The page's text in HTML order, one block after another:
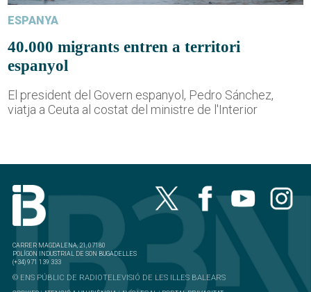
ESPANYA
40.000 migrants entren a territori
espanyol
El president del Govern espanyol, Pedro Sánchez,
viatja a Ceuta al costat del ministre de l'Interior
CARRER MAGDALENA, 21, 07180
POLÍGON INDUSTRIAL DE SON BUGADELLES
(+34) 971 139 333
© ENS PÚBLIC DE RADIOTELEVISIÓ DE LES ILLES BALEARS